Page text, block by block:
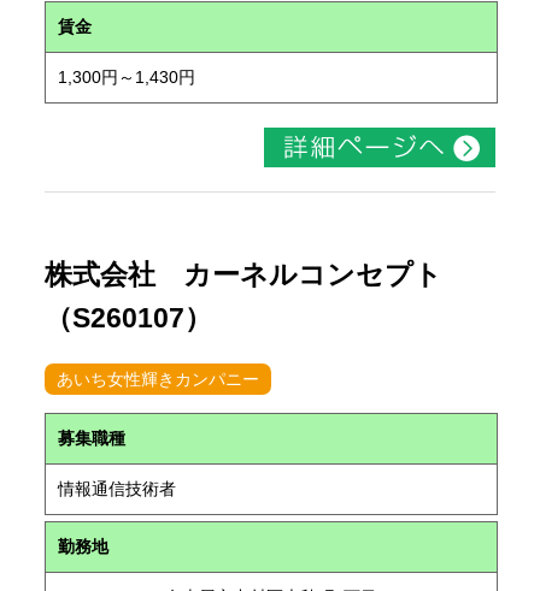
賃金
1,300円～1,430円
株式会社 カーネルコンセプト
（S260107）
あいち女性輝きカンパニー
募集職種
情報通信技術者
勤務地